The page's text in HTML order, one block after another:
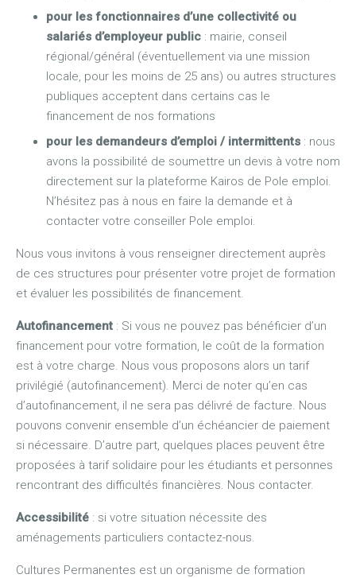
pour les fonctionnaires d’une collectivité ou
salariés d’employeur public: mairie, conseil
régional/général (éventuellement via une mission
locale, pour les moins de 25 ans) ou autres structures
publiques acceptent dans certains cas le
financement de nos formations
pour les demandeurs d’emploi / intermittents : nous
avons la possibilité de soumettre un devis à votre nom
directement sur la plateforme Kairos de Pole emploi.
N’hésitez pas à nous en faire la demande et à
contacter votre conseiller Pole emploi.
Nous vous invitons à vous renseigner directement auprès
de ces structures pour présenter votre projet de formation
et évaluer les possibilités de financement.
Autofinancement : Si vous ne pouvez pas bénéficier d’un
financement pour votre formation, le coût de la formation
est à votre charge. Nous vous proposons alors un tarif
privilégié (autofinancement). Merci de noter qu’en cas
d’autofinancement, il ne sera pas délivré de facture. Nous
pouvons convenir ensemble d’un échéancier de paiement
si nécessaire. D’autre part, quelques places peuvent être
proposées à tarif solidaire pour les étudiants et personnes
rencontrant des difficultés financières. Nous contacter.
Accessibilité : si votre situation nécessite des
aménagements particuliers contactez-nous.
Cultures Permanentes est un organisme de formation